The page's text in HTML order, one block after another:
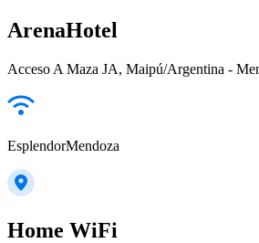
ArenaHotel
Acceso A Maza JA, Maipú/Argentina -
EsplendorMendoza
Home WiFi